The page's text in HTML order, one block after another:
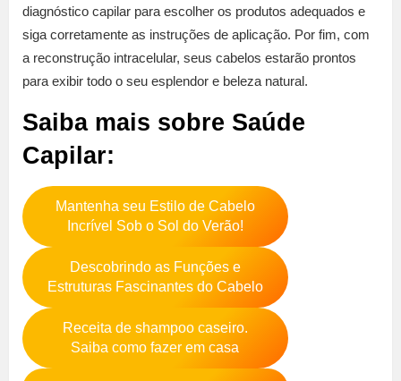
diagnóstico capilar para escolher os produtos adequados e
siga corretamente as instruções de aplicação. Por fim, com
a reconstrução intracelular, seus cabelos estarão prontos
para exibir todo o seu esplendor e beleza natural.
Saiba mais sobre Saúde
Capilar:
Mantenha seu Estilo de Cabelo
Incrível Sob o Sol do Verão!
Descobrindo as Funções e
Estruturas Fascinantes do Cabelo
Receita de shampoo caseiro.
Saiba como fazer em casa